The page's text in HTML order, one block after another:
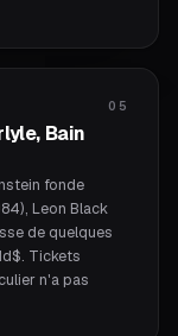
05
Bain
fonde
Leon Black
de quelques
Tickets
n'a pas